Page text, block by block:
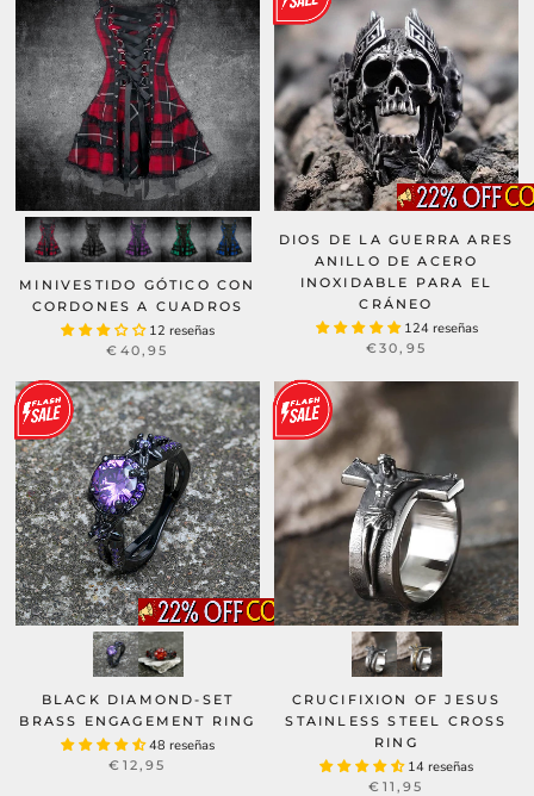
MINIVESTIDO GÓTICO CON
CORDONES A CUADROS
12 reseñas
€40,95
DIOS DE LA GUERRA ARES
ANILLO DE ACERO
INOXIDABLE PARA EL
CRÁNEO
124 reseñas
€30,95
BLACK DIAMOND-SET
BRASS ENGAGEMENT RING
48 reseñas
€12,95
CRUCIFIXION OF JESUS
STAINLESS STEEL CROSS
RING
14 reseñas
€11,95